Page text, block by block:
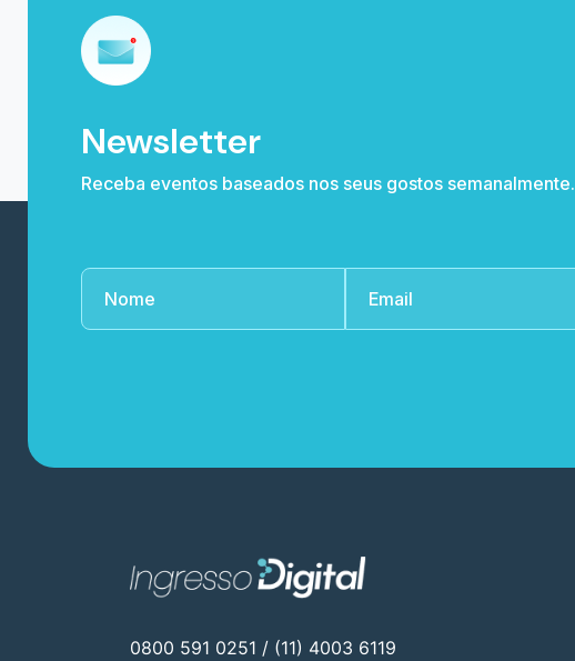
Newsletter
Receba eventos baseados nos seus gostos semanalmente.
0800 591 0251 / (11) 4003 6119